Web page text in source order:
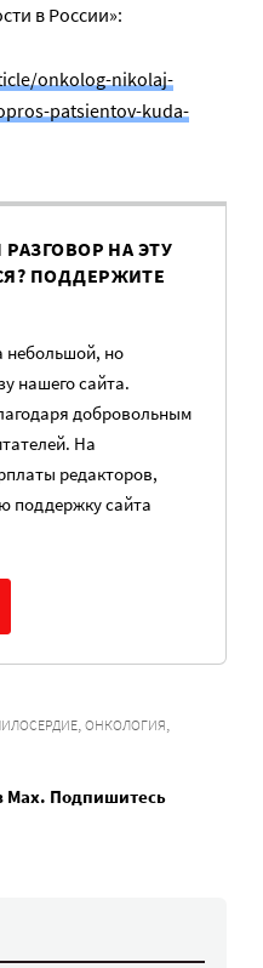
в России»:
onkolog-nikolaj-
patsientov-kuda-
НА ЭТУ
ПОДДЕРЖИТЕ
небольшой, но
нашего сайта.
добровольным
На
редакторов,
поддержку сайта
ОНКОЛОГИЯ
Max. Подпишитесь